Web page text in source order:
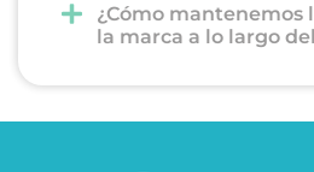
¿Cómo mantenemos
la marca a lo largo